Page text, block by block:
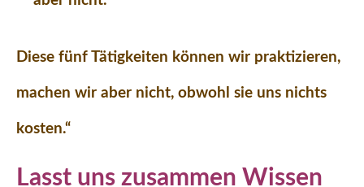
Diese fünf Tätigkeiten können wir praktizieren,
machen wir aber nicht, obwohl sie uns nichts
kosten.“
Lasst uns zusammen Wissen